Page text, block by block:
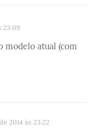
23:09
modelo atual (com
2014 às 23:22